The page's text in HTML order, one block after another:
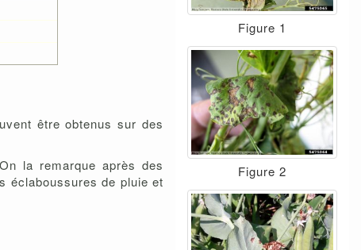
être obtenus sur des
la remarque après des
éclaboussures de pluie et
Figure 1
Figure 2